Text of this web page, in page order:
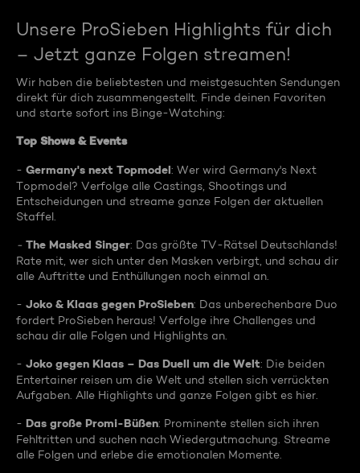
Unsere ProSieben Highlights für dich
– Jetzt ganze Folgen streamen!
Wir haben die beliebtesten und meistgesuchten Sendungen
direkt für dich zusammengestellt. Finde deinen Favoriten
und starte sofort ins Binge-Watching:
Top Shows & Events
- Germany's next Topmodel: Wer wird Germany's Next
Topmodel? Verfolge alle Castings, Shootings und
Entscheidungen und streame ganze Folgen der aktuellen
Staffel.
- The Masked Singer: Das größte TV-Rätsel Deutschlands!
Rate mit, wer sich unter den Masken verbirgt, und schau dir
alle Auftritte und Enthüllungen noch einmal an.
- Joko & Klaas gegen ProSieben: Das unberechenbare Duo
fordert ProSieben heraus! Verfolge ihre Challenges und
schau dir alle Folgen und Highlights an.
- Joko gegen Klaas – Das Duell um die Welt: Die beiden
Entertainer reisen um die Welt und stellen sich verrückten
Aufgaben. Alle Highlights und ganze Folgen gibt es hier.
- Das große Promi-Büßen: Prominente stellen sich ihren
Fehltritten und suchen nach Wiedergutmachung. Streame
alle Folgen und erlebe die emotionalen Momente.